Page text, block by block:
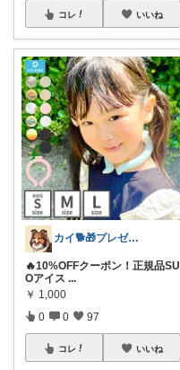
コレ いいね
カイ🐕🎁プレゼント
🔥10%OFFクーポン！正規品SU
Oアイス ...
￥ 1,000
0 0 97
コレ いいね